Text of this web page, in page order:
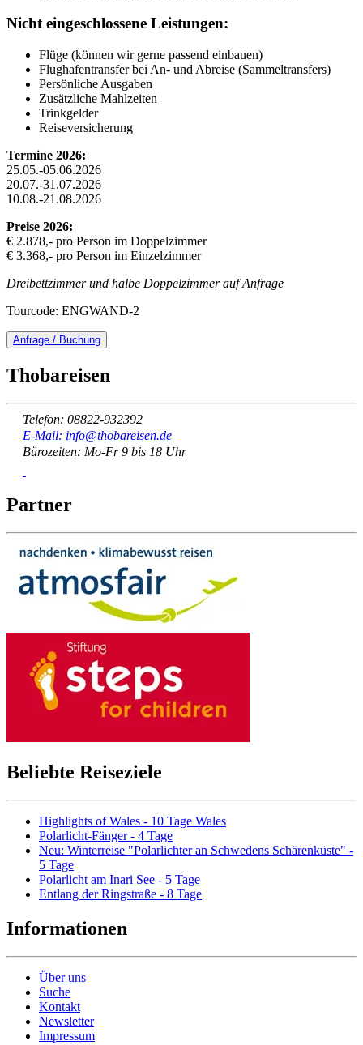
Nicht eingeschlossene Leistungen:
Flüge (können wir gerne passend einbauen)
Flughafentransfer bei An- und Abreise (Sammeltransfers)
Persönliche Ausgaben
Zusätzliche Mahlzeiten
Trinkgelder
Reiseversicherung
Termine 2026:
25.05.-05.06.2026
20.07.-31.07.2026
10.08.-21.08.2026
Preise 2026:
€ 2.878,- pro Person im Doppelzimmer
€ 3.368,- pro Person im Einzelzimmer
Dreibettzimmer und halbe Doppelzimmer auf Anfrage
Tourcode: ENGWAND-2
Anfrage / Buchung
Thobareisen
Telefon: 08822-932392
E-Mail: info@thobareisen.de
Bürozeiten: Mo-Fr 9 bis 18 Uhr
Partner
Beliebte Reiseziele
Highlights of Wales - 10 Tage Wales
Polarlicht-Fänger - 4 Tage
Neu: Winterreise "Polarlichter an Schwedens Schärenküste" -
5 Tage
Polarlicht am Inari See - 5 Tage
Entlang der Ringstraße - 8 Tage
Informationen
Über uns
Suche
Kontakt
Newsletter
Impressum